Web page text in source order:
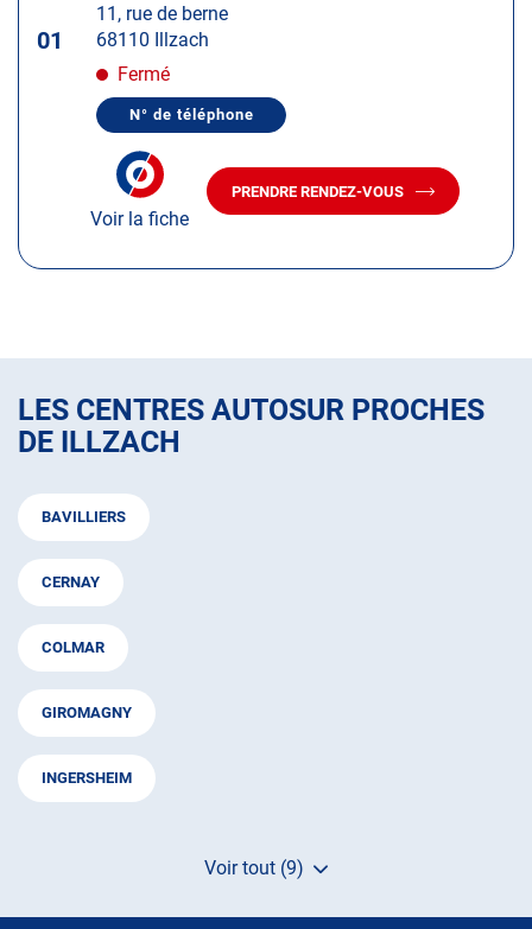
ENTRÉE
01
11, rue de berne
68110 Illzach
Fermé
N° de téléphone
AFFICHER
TÉLÉPHONE
ILLZACH
Voir la fiche
PRENDRE RENDEZ-VOUS
AVEC
LES CENTRES AUTOSUR PROCHES
DE ILLZACH
BAVILLIERS
CERNAY
COLMAR
GIROMAGNY
INGERSHEIM
Voir tout (9)
de
de